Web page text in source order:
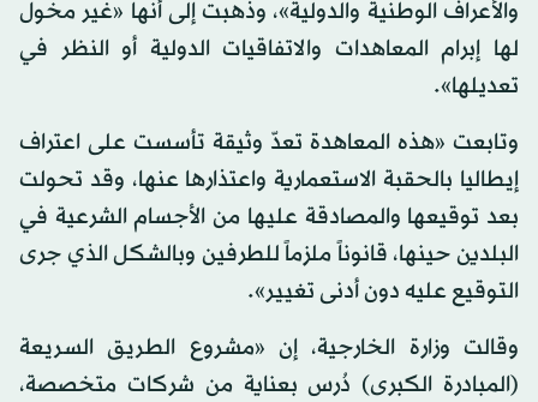
والأعراف الوطنية والدولية»، وذهبت إلى أنها «غير مخول
لها إبرام المعاهدات والاتفاقيات الدولية أو النظر في
تعديلها».
وتابعت «هذه المعاهدة تعدّ وثيقة تأسست على اعتراف
إيطاليا بالحقبة الاستعمارية واعتذارها عنها، وقد تحولت
بعد توقيعها والمصادقة عليها من الأجسام الشرعية في
البلدين حينها، قانوناً ملزماً للطرفين وبالشكل الذي جرى
التوقيع عليه دون أدنى تغيير».
وقالت وزارة الخارجية، إن «مشروع الطريق السريعة
(المبادرة الكبرى) دُرس بعناية من شركات متخصصة،